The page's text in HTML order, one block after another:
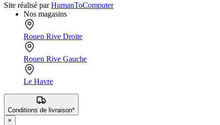
Site réalisé parHumanToComputer
Nos magasins
Rouen Rive Droite
Rouen Rive Gauche
Le Havre
Conditions de livraison*
×